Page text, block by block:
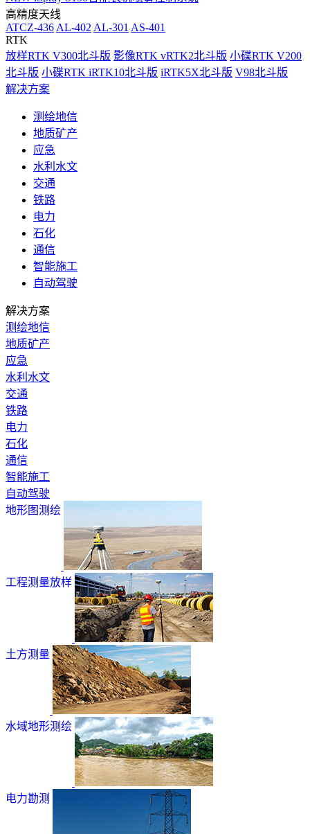
高精度天线
ATCZ-436 AL-402 AL-301 AS-401
RTK
放样RTK V300北斗版 影像RTK vRTK2北斗版 小碟RTK V200
北斗版 小碟RTK iRTK10北斗版 iRTK5X北斗版 V98北斗版
解决方案
测绘地信
地质矿产
应急
水利水文
交通
铁路
电力
石化
通信
智能施工
自动驾驶
解决方案
测绘地信
地质矿产
应急
水利水文
交通
铁路
电力
石化
通信
智能施工
自动驾驶
地形图测绘
工程测量放样
土方测量
水域地形测绘
电力勘测